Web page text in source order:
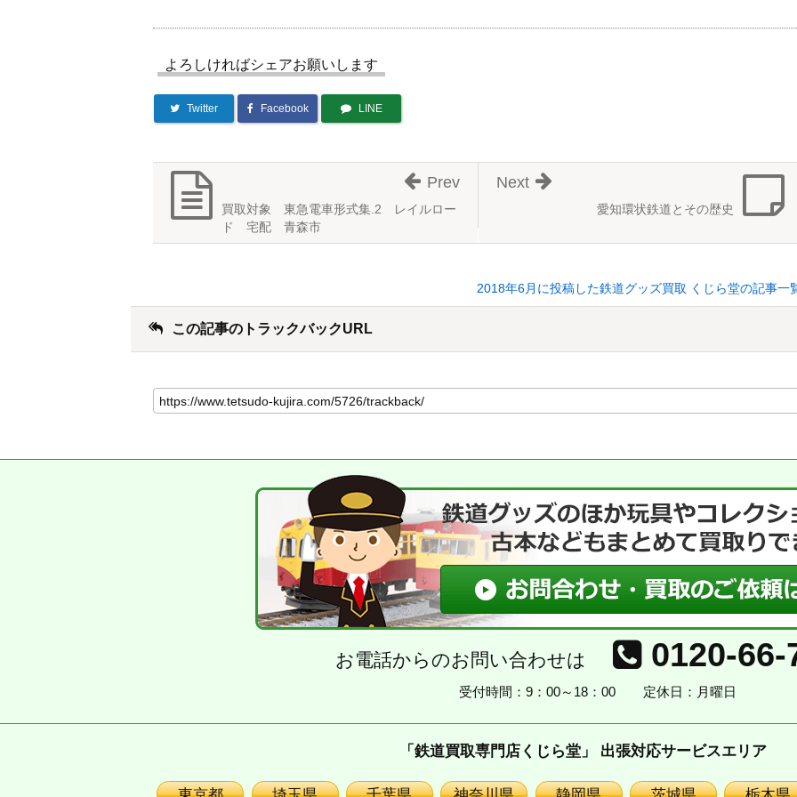
よろしければシェアお願いします
Twitter Facebook LINE
愛知環状鉄道とその歴史
Next
買取対象 東急電車形式集.2 レイルロー
ド 宅配 青森市
Prev
2018年6月に投稿した鉄道グッズ買取 くじら堂の記事一
この記事のトラックバックURL
お電話からのお問い合わせは 0120-66-
受付時間：9：00～18：00 定休日：月曜日
「鉄道買取専門店くじら堂」 出張対応サービスエリア